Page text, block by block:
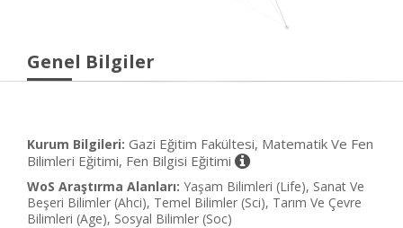
Genel Bilgiler
Kurum Bilgileri: Gazi Eğitim Fakültesi, Matematik Ve Fen
Bilimleri Eğitimi, Fen Bilgisi Eğitimi
WoS Araştırma Alanları: Yaşam Bilimleri (Life), Sanat Ve
Beşeri Bilimler (Ahci), Temel Bilimler (Sci), Tarım Ve Çevre
Bilimleri (Age), Sosyal Bilimler (Soc)